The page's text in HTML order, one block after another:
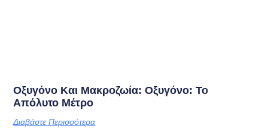
Οξυγόνο Και Μακροζωία: Οξυγόνο: Το
Απόλυτο Μέτρο
Διαβάστε Περισσότερα